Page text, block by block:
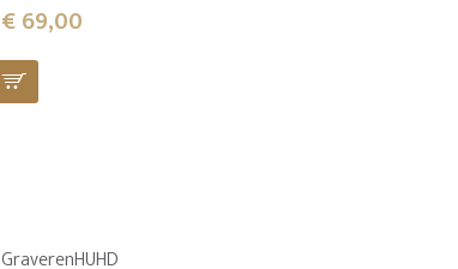
€ 69,00
GraverenHUHD